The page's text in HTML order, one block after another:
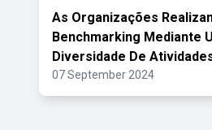
As Organizações
Benchmarking Mediante
Diversidade De
07 September 2024